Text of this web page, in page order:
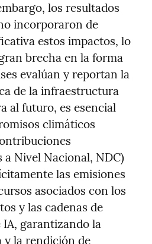
los resultados
incorporaron de
estos impactos, lo
brecha en la forma
evalúan y reportan la
de la infraestructura
al futuro, es esencial
climáticos
a Nivel Nacional, NDC)
las emisiones
asociados con los
y las cadenas de
garantizando la
y la rendición de